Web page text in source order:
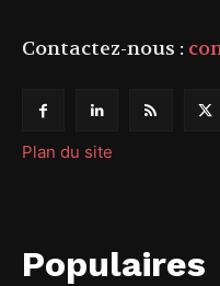
Contactez-nous :
Plan du site
Populaires